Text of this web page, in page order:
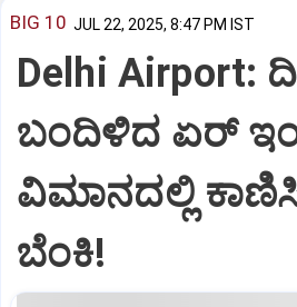
BIG 10 JUL 22, 2025, 8:47 PM IST
Delhi Airport:
ಬಂದಿಳಿದ ಏರ್‌
ವಿಮಾನದಲ್ಲಿ
ಬೆಂಕಿ!